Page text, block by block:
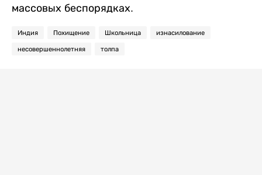
массовых беспорядках.
Индия Похищение Школьница изнасилование
несовершеннолетняя толпа